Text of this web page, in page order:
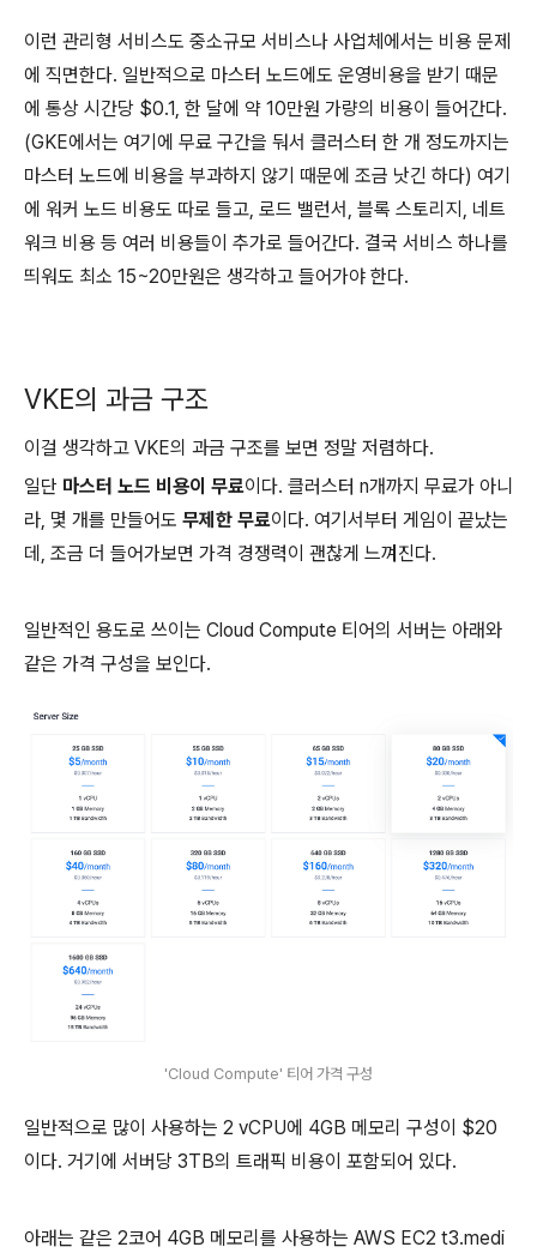
이런 관리형 서비스도 중소규모 서비스나 사업체에서는 비용 문제
에 직면한다. 일반적으로 마스터 노드에도 운영비용을 받기 때문
에 통상 시간당 $0.1, 한 달에 약 10만원 가량의 비용이 들어간다.
(GKE에서는 여기에 무료 구간을 둬서 클러스터 한 개 정도까지는
마스터 노드에 비용을 부과하지 않기 때문에 조금 낫긴 하다) 여기
에 워커 노드 비용도 따로 들고, 로드 밸런서, 블록 스토리지, 네트
워크 비용 등 여러 비용들이 추가로 들어간다. 결국 서비스 하나를
띄워도 최소 15~20만원은 생각하고 들어가야 한다.
VKE의 과금 구조
이걸 생각하고 VKE의 과금 구조를 보면 정말 저렴하다.
일단 마스터 노드 비용이 무료이다. 클러스터 n개까지 무료가 아니
라, 몇 개를 만들어도 무제한 무료이다. 여기서부터 게임이 끝났는
데, 조금 더 들어가보면 가격 경쟁력이 괜찮게 느껴진다.
일반적인 용도로 쓰이는 Cloud Compute 티어의 서버는 아래와
같은 가격 구성을 보인다.
'Cloud Compute' 티어 가격 구성
일반적으로 많이 사용하는 2 vCPU에 4GB 메모리 구성이 $20
이다. 거기에 서버당 3TB의 트래픽 비용이 포함되어 있다.
아래는 같은 2코어 4GB 메모리를 사용하는 AWS EC2 t3.medi